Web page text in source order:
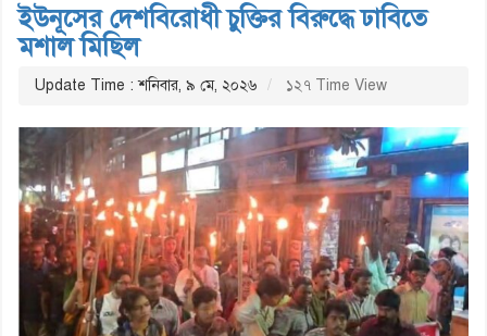
ইউনূসের দেশবিরোধী চুক্তির বিরুদ্ধে ঢাবিতে
মশাল মিছিল
Update Time : শনিবার, ৯ মে, ২০২৬ ১২৭ Time View